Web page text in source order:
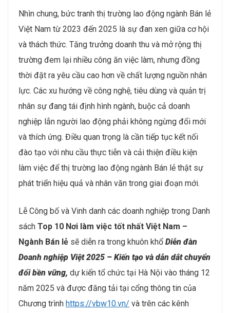
Nhìn chung, bức tranh thị trường lao động ngành Bán lẻ
Việt Nam từ 2023 đến 2025 là sự đan xen giữa cơ hội
và thách thức. Tăng trưởng doanh thu và mở rộng thị
trường đem lại nhiều công ăn việc làm, nhưng đồng
thời đặt ra yêu cầu cao hơn về chất lượng nguồn nhân
lực. Các xu hướng về công nghệ, tiêu dùng và quản trị
nhân sự đang tái định hình ngành, buộc cả doanh
nghiệp lẫn người lao động phải không ngừng đổi mới
và thích ứng. Điều quan trọng là cần tiếp tục kết nối
đào tạo với nhu cầu thực tiễn và cải thiện điều kiện
làm việc để thị trường lao động ngành Bán lẻ thật sự
phát triển hiệu quả và nhân văn trong giai đoạn mới.
Lễ Công bố và Vinh danh các doanh nghiệp trong Danh
sách Top 10 Nơi làm việc tốt nhất Việt Nam –
Ngành Bán lẻ sẽ diễn ra trong khuôn khổ Diễn đàn
Doanh nghiệp Việt 2025 – Kiến tạo và dẫn dắt chuyển
đổi bền vững, dự kiến tổ chức tại Hà Nội vào tháng 12
năm 2025 và được đăng tải tại cổng thông tin của
Chương trình https://vbw10.vn/ và trên các kênh